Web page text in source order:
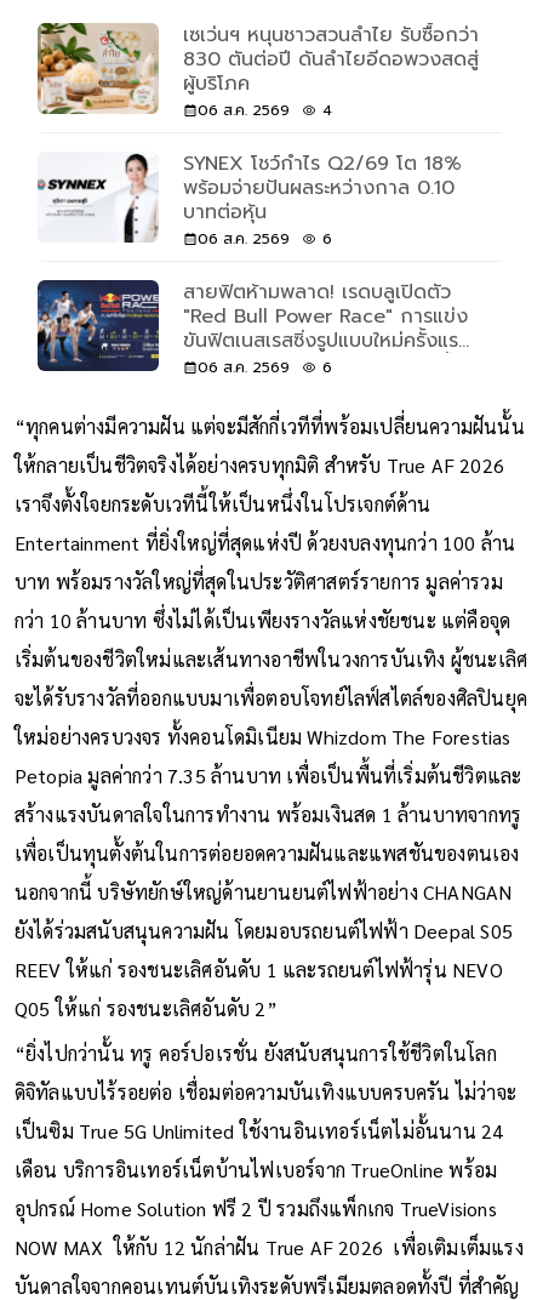
เซเว่นฯ หนุนชาวสวนลำไย รับซื้อกว่า
830 ตันต่อปี ดันลำไยอีดอพวงสดสู่
ผู้บริโภค
06 ส.ค. 2569 4
SYNEX โชว์กำไร Q2/69 โต 18%
พร้อมจ่ายปันผลระหว่างกาล 0.10
บาทต่อหุ้น
06 ส.ค. 2569 6
สายฟิตห้ามพลาด! เรดบลูเปิดตัว
"Red Bull Power Race" การแข่ง
ขันฟิตเนสเรสซิ่งรูปแบบใหม่ครั้งแรก
ของโลก เปิดรับแค่ 500 คนเท่านั้น
06 ส.ค. 2569 6
“ทุกคนต่างมีความฝัน แต่จะมีสักกี่เวทีที่พร้อมเปลี่ยนความฝันนั้น
ให้กลายเป็นชีวิตจริงได้อย่างครบทุกมิติ สำหรับ True AF 2026
เราจึงตั้งใจยกระดับเวทีนี้ให้เป็นหนึ่งในโปรเจกต์ด้าน
Entertainment ที่ยิ่งใหญ่ที่สุดแห่งปี ด้วยงบลงทุนกว่า 100 ล้าน
บาท พร้อมรางวัลใหญ่ที่สุดในประวัติศาสตร์รายการ มูลค่ารวม
กว่า 10 ล้านบาท ซึ่งไม่ได้เป็นเพียงรางวัลแห่งชัยชนะ แต่คือจุด
เริ่มต้นของชีวิตใหม่และเส้นทางอาชีพในวงการบันเทิง ผู้ชนะเลิศ
จะได้รับรางวัลที่ออกแบบมาเพื่อตอบโจทย์ไลฟ์สไตล์ของศิลปินยุค
ใหม่อย่างครบวงจร ทั้งคอนโดมิเนียม Whizdom The Forestias
Petopia มูลค่ากว่า 7.35 ล้านบาท เพื่อเป็นพื้นที่เริ่มต้นชีวิตและ
สร้างแรงบันดาลใจในการทำงาน พร้อมเงินสด 1 ล้านบาทจากทรู
เพื่อเป็นทุนตั้งต้นในการต่อยอดความฝันและแพสชันของตนเอง
นอกจากนี้ บริษัทยักษ์ใหญ่ด้านยานยนต์ไฟฟ้าอย่าง CHANGAN
ยังได้ร่วมสนับสนุนความฝัน โดยมอบรถยนต์ไฟฟ้า Deepal S05
REEV ให้แก่ รองชนะเลิศอันดับ 1 และรถยนต์ไฟฟ้ารุ่น NEVO
Q05 ให้แก่ รองชนะเลิศอันดับ 2”
“ยิ่งไปกว่านั้น ทรู คอร์ปอเรชั่น ยังสนับสนุนการใช้ชีวิตในโลก
ดิจิทัลแบบไร้รอยต่อ เชื่อมต่อความบันเทิงแบบครบครัน ไม่ว่าจะ
เป็นซิม True 5G Unlimited ใช้งานอินเทอร์เน็ตไม่อั้นนาน 24
เดือน บริการอินเทอร์เน็ตบ้านไฟเบอร์จาก TrueOnline พร้อม
อุปกรณ์ Home Solution ฟรี 2 ปี รวมถึงแพ็กเกจ TrueVisions
NOW MAX ให้กับ 12 นักล่าฝัน True AF 2026 เพื่อเติมเต็มแรง
บันดาลใจจากคอนเทนต์บันเทิงระดับพรีเมียมตลอดทั้งปี ที่สำคัญ